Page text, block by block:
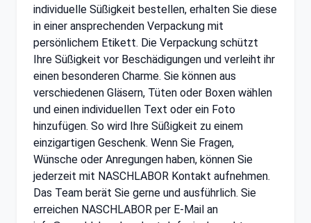
individuelle Süßigkeit bestellen, erhalten Sie diese
in einer ansprechenden Verpackung mit
persönlichem Etikett. Die Verpackung schützt
Ihre Süßigkeit vor Beschädigungen und verleiht ihr
einen besonderen Charme. Sie können aus
verschiedenen Gläsern, Tüten oder Boxen wählen
und einen individuellen Text oder ein Foto
hinzufügen. So wird Ihre Süßigkeit zu einem
einzigartigen Geschenk. Wenn Sie Fragen,
Wünsche oder Anregungen haben, können Sie
jederzeit mit NASCHLABOR Kontakt aufnehmen.
Das Team berät Sie gerne und ausführlich. Sie
erreichen NASCHLABOR per E-Mail an